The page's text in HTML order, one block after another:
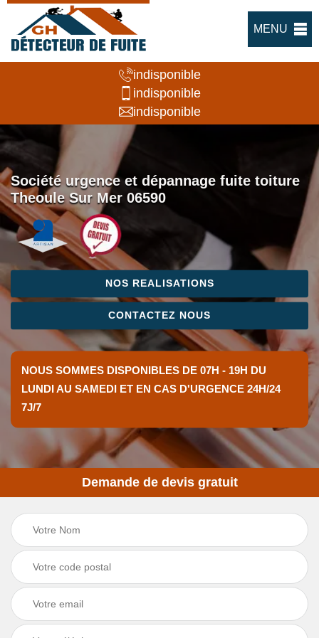
MENU
indisponible
indisponible
indisponible
Société urgence et dépannage fuite toiture
Theoule Sur Mer 06590
NOS REALISATIONS
CONTACTEZ NOUS
NOUS SOMMES DISPONIBLES DE 07H - 19H DU
LUNDI AU SAMEDI ET EN CAS D'URGENCE 24H/24
7J/7
Demande de devis gratuit